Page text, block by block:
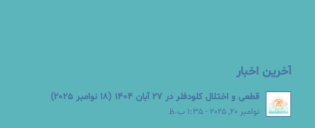
آخرین اخبار
قطعی و اختلال کلودفلر در 27 آبان 1404 (18 نوامبر 2025)
نوامبر 20, 2025 - 1:35 ب.ظ